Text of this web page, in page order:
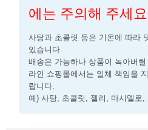
에는 주의해 주세요
사탕과 초콜릿 등은 기온에 따라
있습니다.
배송은 가능하나 상품이 녹아버
라인 쇼핑몰에서는 일체 책임을
랍니다.
예) 사탕, 초콜릿, 젤리, 마시멜로,